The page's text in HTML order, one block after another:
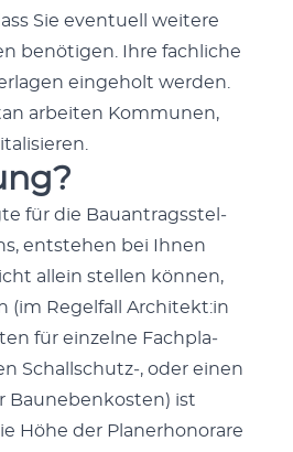
Sie eventuell weit­ere
benöti­gen. Ihre fach­liche
einge­holt wer­den.
arbeit­en Kom­munen,
für die Bauantragsstel­
entste­hen bei Ihnen
allein stellen kön­nen,
(im Regelfall Architekt:in
für einzelne Fach­pla­
Schallschutz‑, oder einen
Baunebenkosten) ist
Höhe der Plan­er­hono­rare